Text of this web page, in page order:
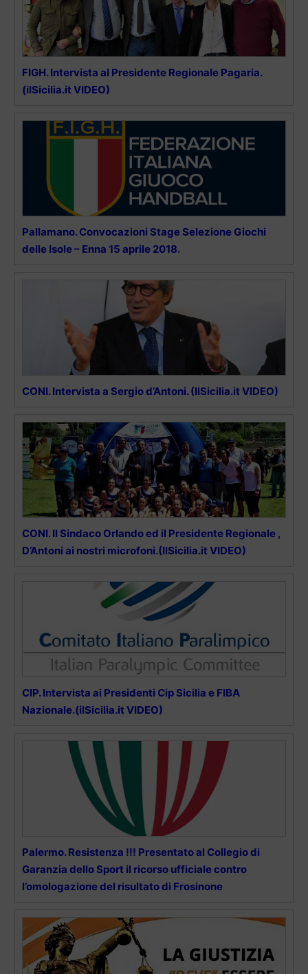
FIGH. Intervista al Presidente Regionale Pagaria.
(ilSicilia.it VIDEO)
Pallamano. Convocazioni Stage Selezione Giochi
delle Isole – Enna 15 aprile 2018.
CONI. Intervista a Sergio d’Antoni. (IlSicilia.it VIDEO)
CONI. Il Sindaco Orlando ed il Presidente Regionale ,
D’Antoni ai nostri microfoni.(IlSicilia.it VIDEO)
CIP. Intervista ai Presidenti Cip Sicilia e FIBA
Nazionale.(ilSicilia.it VIDEO)
Palermo. Resistenza !!! Presentato al Collegio di
Garanzia dello Sport il ricorso ufficiale contro
l’omologazione del risultato di Frosinone